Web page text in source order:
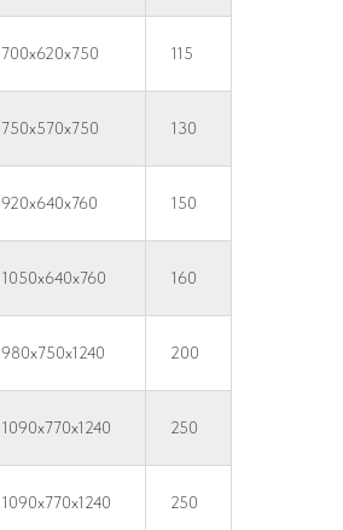
700x620x750 115
750x570x750 130
920x640x760 150
1050x640x760 160
980x750x1240 200
1090x770x1240 250
1090x770x1240 250